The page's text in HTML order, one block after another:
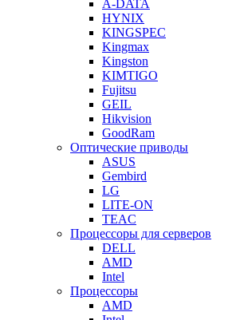
A-DATA
HYNIX
KINGSPEC
Kingmax
Kingston
KIMTIGO
Fujitsu
GEIL
Hikvision
GoodRam
Оптические приводы
ASUS
Gembird
LG
LITE-ON
TEAC
Процессоры для серверов
DELL
AMD
Intel
Процессоры
AMD